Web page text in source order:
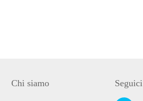
Chi siamo Seguici